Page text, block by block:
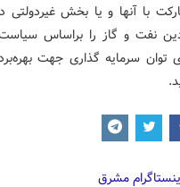
با آنها و یا بخش غیردولتی
نفت و گاز را براساس
توان سرمایه گذاری جهت